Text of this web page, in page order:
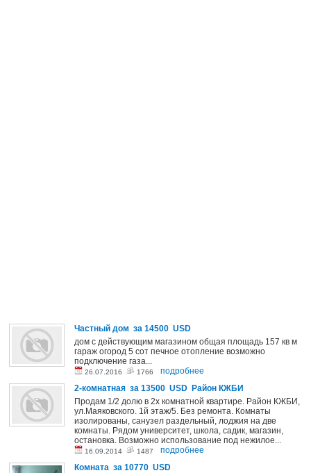
Частный дом за 14500 USD
дом с действующим магазином общая площадь 157 кв м
гараж огород 5 сот печное отопление возможно
подключение газа...
26.07.2016 1766
подробнее
2-комнатная за 13500 USD Район КЖБИ
Продам 1/2 долю в 2х комнатной квартире. Район КЖБИ,
ул.Маяковского. 1й этаж/5. Без ремонта. Комнаты
изолированы, санузел раздельный, лоджия на две
комнаты. Рядом университет, школа, садик, магазин,
остановка. Возможно использование под нежилое...
16.09.2014 1487
подробнее
Комната за 10770 USD